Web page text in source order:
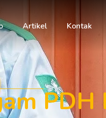
Artikel Kontak